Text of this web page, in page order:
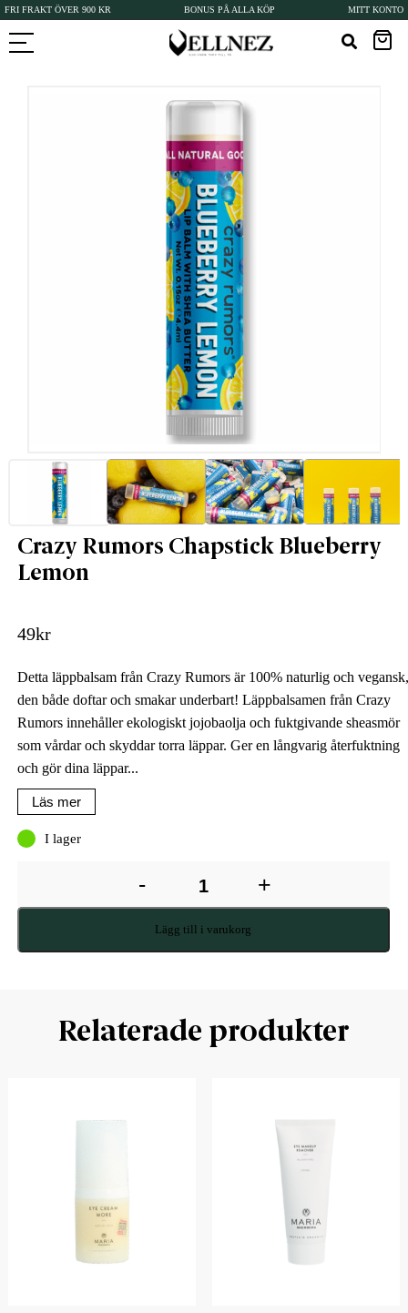
FRI FRAKT ÖVER 900 KR BONUS PÅ ALLA KÖP MITT KONTO
Crazy Rumors Chapstick Blueberry
Lemon
49kr
Detta läppbalsam från Crazy Rumors är 100% naturlig och vegansk,
den både doftar och smakar underbart! Läppbalsamen från Crazy
Rumors innehåller ekologiskt jojobaolja och fuktgivande sheasmör
som vårdar och skyddar torra läppar. Ger en långvarig återfuktning
och gör dina läppar...
Läs mer
I lager
- +
Lägg till i varukorg
Relaterade produkter